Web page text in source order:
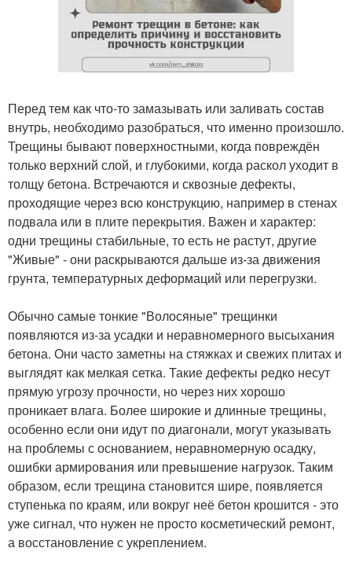
Перед тем как что-то замазывать или заливать состав
внутрь, необходимо разобраться, что именно произошло.
Трещины бывают поверхностными, когда повреждён
только верхний слой, и глубокими, когда раскол уходит в
толщу бетона. Встречаются и сквозные дефекты,
проходящие через всю конструкцию, например в стенах
подвала или в плите перекрытия. Важен и характер:
одни трещины стабильные, то есть не растут, другие
"Живые" - они раскрываются дальше из-за движения
грунта, температурных деформаций или перегрузки.
Обычно самые тонкие "Волосяные" трещинки
появляются из-за усадки и неравномерного высыхания
бетона. Они часто заметны на стяжках и свежих плитах и
выглядят как мелкая сетка. Такие дефекты редко несут
прямую угрозу прочности, но через них хорошо
проникает влага. Более широкие и длинные трещины,
особенно если они идут по диагонали, могут указывать
на проблемы с основанием, неравномерную осадку,
ошибки армирования или превышение нагрузок. Таким
образом, если трещина становится шире, появляется
ступенька по краям, или вокруг неё бетон крошится - это
уже сигнал, что нужен не просто косметический ремонт,
а восстановление с укреплением.